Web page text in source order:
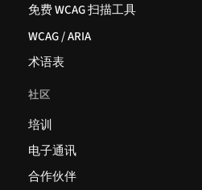
免费 WCAG 扫描工具
WCAG / ARIA
术语表
社区
培训
电子通讯
合作伙伴